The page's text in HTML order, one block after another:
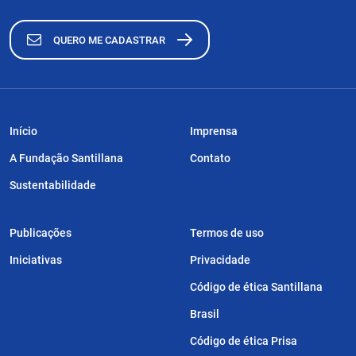
QUERO ME CADASTRAR
Início
A Fundação Santillana
Sustentabilidade
Publicações
Iniciativas
Imprensa
Contato
Termos de uso
Privacidade
Código de ética Santillana
Brasil
Código de ética Prisa